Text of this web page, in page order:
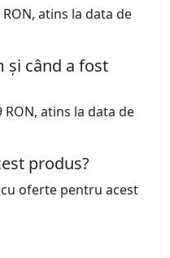
atins la data de
și când a fost
atins la data de
produs?
oferte pentru acest